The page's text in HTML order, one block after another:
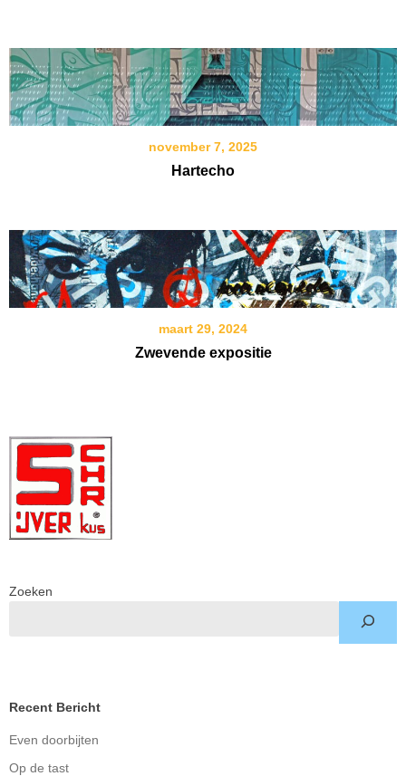
november 7, 2025
Hartecho
maart 29, 2024
Zwevende expositie
Zoeken
Recent Bericht
Even doorbijten
Op de tast